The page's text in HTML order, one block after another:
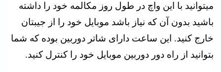
میتوانید با این واچ در طول روز مکالمه خود را داشته
باشید بدون آن که نیاز باشد موبایل خود را از جیبتان
خارج کنید. این ساعت دارای شاتر دوربین بوده که شما
بتوانید از راه دور دوربین موبایل خود را کنترل کنید.